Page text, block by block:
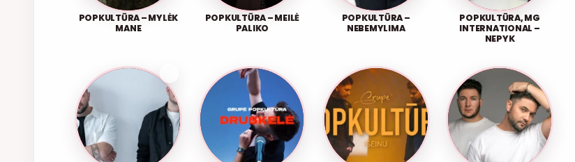
POPKULTŪRA – MYLĖK
MANE
POPKULTŪRA – MEILĖ
PALIKO
POPKULTŪRA –
NEBEMYLIMA
POPKULTŪRA, MG
INTERNATIONAL –
NEPYK